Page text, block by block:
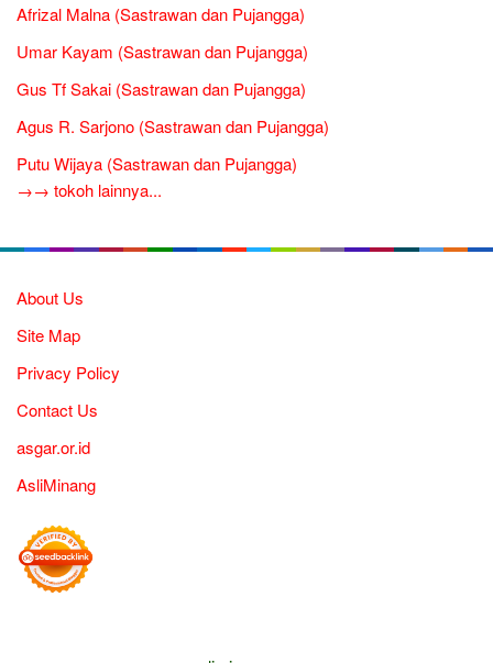
Afrizal Malna (Sastrawan dan Pujangga)
Umar Kayam (Sastrawan dan Pujangga)
Gus Tf Sakai (Sastrawan dan Pujangga)
Agus R. Sarjono (Sastrawan dan Pujangga)
Putu Wijaya (Sastrawan dan Pujangga)
→→ tokoh lainnya...
About Us
Site Map
Privacy Policy
Contact Us
asgar.or.id
AsliMinang